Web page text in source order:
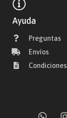
Ayuda
Preguntas
Envíos
Condiciones